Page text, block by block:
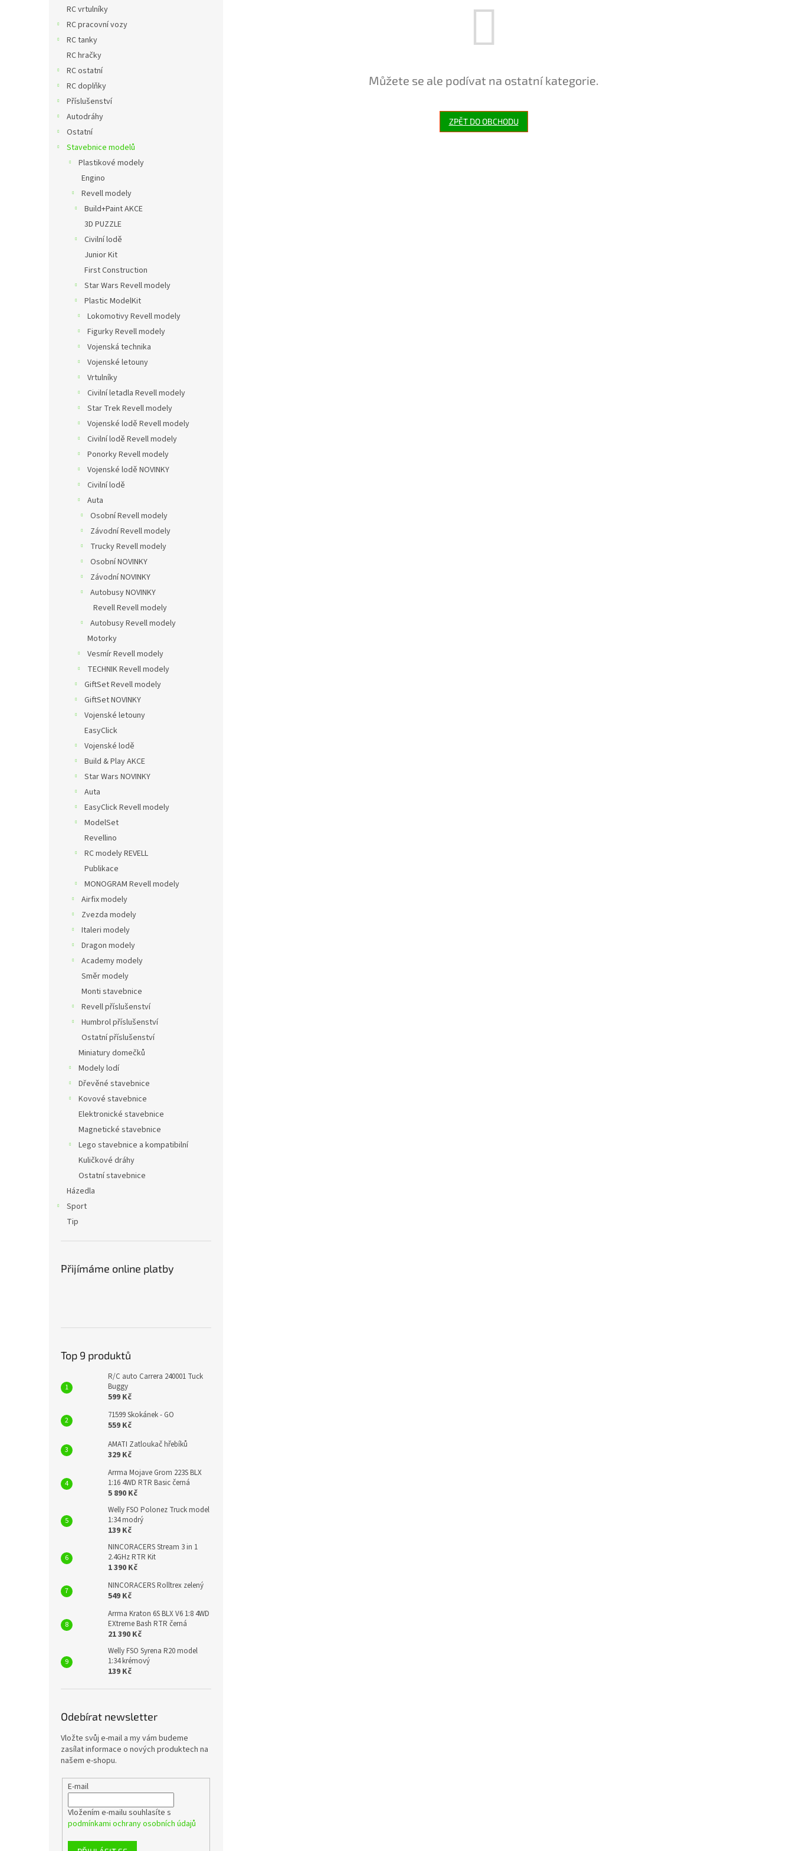
RC vrtulníky
RC pracovní vozy
RC tanky
RC hračky
RC ostatní
RC doplňky
Příslušenství
Autodráhy
Ostatní
Stavebnice modelů
Plastikové modely
Engino
Revell modely
Build+Paint AKCE
3D PUZZLE
Civilní lodě
Junior Kit
First Construction
Star Wars Revell modely
Plastic ModelKit
Lokomotivy Revell modely
Figurky Revell modely
Vojenská technika
Vojenské letouny
Vrtulníky
Civilní letadla Revell modely
Star Trek Revell modely
Vojenské lodě Revell modely
Civilní lodě Revell modely
Ponorky Revell modely
Vojenské lodě NOVINKY
Civilní lodě
Auta
Osobní Revell modely
Závodní Revell modely
Trucky Revell modely
Osobní NOVINKY
Závodní NOVINKY
Autobusy NOVINKY
Revell Revell modely
Autobusy Revell modely
Motorky
Vesmír Revell modely
TECHNIK Revell modely
GiftSet Revell modely
GiftSet NOVINKY
Vojenské letouny
EasyClick
Vojenské lodě
Build & Play AKCE
Star Wars NOVINKY
Auta
EasyClick Revell modely
ModelSet
Revellino
RC modely REVELL
Publikace
MONOGRAM Revell modely
Airfix modely
Zvezda modely
Italeri modely
Dragon modely
Academy modely
Směr modely
Monti stavebnice
Revell příslušenství
Humbrol příslušenství
Ostatní příslušenství
Miniatury domečků
Modely lodí
Dřevěné stavebnice
Kovové stavebnice
Elektronické stavebnice
Magnetické stavebnice
Lego stavebnice a kompatibilní
Kuličkové dráhy
Ostatní stavebnice
Házedla
Sport
Tip
Přijímáme online platby
Top 9 produktů
R/C auto Carrera 240001 Tuck
Buggy
599 Kč
71599 Skokánek - GO
559 Kč
AMATI Zatloukač hřebíků
329 Kč
Arrma Mojave Grom 223S BLX
1:16 4WD RTR Basic černá
5 890 Kč
Welly FSO Polonez Truck model
1:34 modrý
139 Kč
NINCORACERS Stream 3 in 1
2.4GHz RTR Kit
1 390 Kč
NINCORACERS Rolltrex zelený
549 Kč
Arrma Kraton 6S BLX V6 1:8 4WD
EXtreme Bash RTR černá
21 390 Kč
Welly FSO Syrena R20 model
1:34 krémový
139 Kč
Odebírat newsletter
Vložte svůj e-mail a my vám budeme
zasílat informace o nových produktech na
našem e-shopu.
E-mail
Vložením e-mailu souhlasíte s
podmínkami ochrany osobních údajů
Můžete se ale podívat na ostatní kategorie.
ZPĚT DO OBCHODU